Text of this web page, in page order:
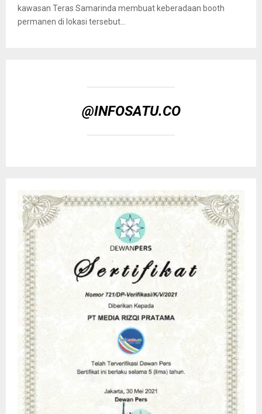
kawasan Teras Samarinda membuat keberadaan booth
permanen di lokasi tersebut...
@INFOSATU.CO